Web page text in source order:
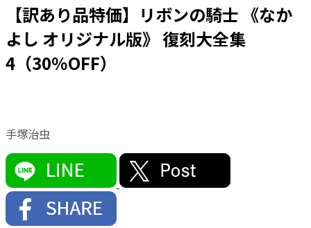
【訳あり品特価】リボンの騎士 《なか
よし オリジナル版》 復刻大全集
4（30％OFF）
手塚治虫